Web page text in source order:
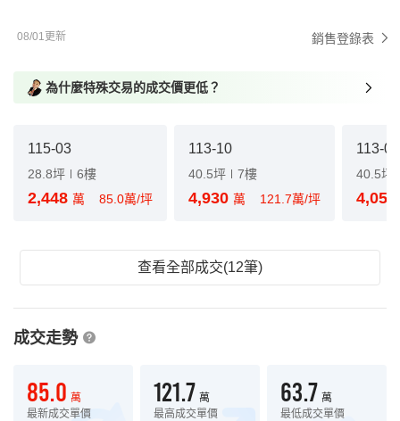
08/01更新 銷售登錄表
為什麼特殊交易的成交價更低？
115-03
28.8坪 6樓
2,448 萬 85.0萬/坪
113-10
40.5坪 7樓
4,930 萬 121.7萬/坪
113-03
40.5坪
4,051
查看全部成交(12筆)
成交走勢
85.0 萬
最新成交單價
121.7 萬
最高成交單價
63.7 萬
最低成交單價